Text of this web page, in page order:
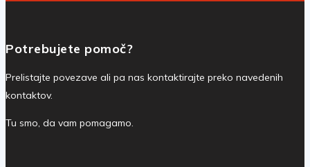
Potrebujete pomoč?
Prelistajte povezave ali pa nas kontaktirajte preko navedenih
kontaktov.
Tu smo, da vam pomagamo.